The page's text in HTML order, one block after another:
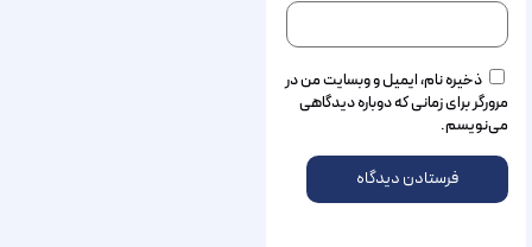
ذخیره نام، ایمیل و وبسایت من در
مرورگر برای زمانی که دوباره دیدگاهی
می‌نویسم.